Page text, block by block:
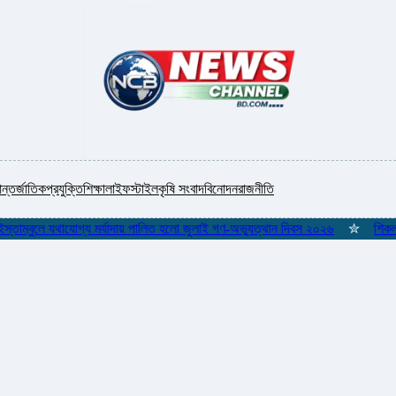
প্রযুক্তিশিক্ষালাইফস্টাইলকৃষি সংবাদবিনোদনরাজনীতি
যথাযোগ্য মর্যাদায় পালিত হলো জুলাই গণ-অভ্যুত্থান দিবস ২০২৬ ✮ শিকলমুক্ত